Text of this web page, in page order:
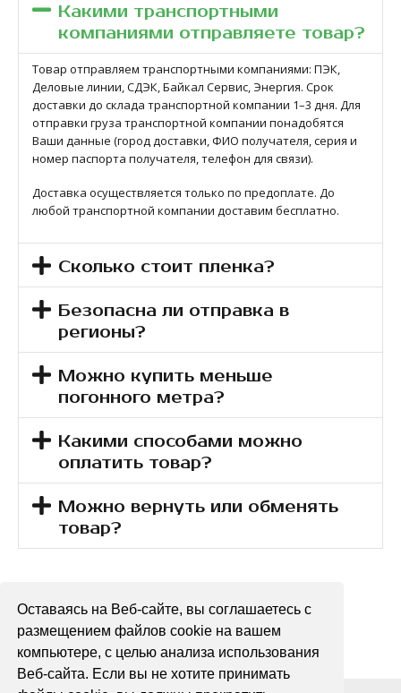
Оставаясь на Веб-сайте, вы соглашаетесь с
размещением файлов cookie на вашем
компьютере, с целью анализа использования
Веб-сайта. Если вы не хотите принимать
Какими транспортными
компаниями отправляете товар?
Товар отправляем транспортными компаниями: ПЭК,
Деловые линии, СДЭК, Байкал Сервис, Энергия. Срок
доставки до склада транспортной компании 1–3 дня. Для
отправки груза транспортной компании понадобятся
Ваши данные (город доставки, ФИО получателя, серия и
номер паспорта получателя, телефон для связи).
Доставка осуществляется только по предоплате. До
любой транспортной компании доставим бесплатно.
Сколько стоит пленка?
Безопасна ли отправка в
регионы?
Можно купить меньше
погонного метра?
Какими способами можно
оплатить товар?
Можно вернуть или обменять
товар?
[porto_block id="7616"]